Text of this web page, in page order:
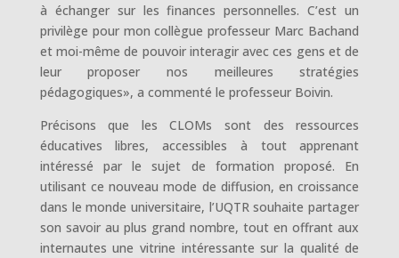
à échanger sur les finances personnelles. C’est un
privilège pour mon collègue professeur Marc Bachand
et moi-même de pouvoir interagir avec ces gens et de
leur proposer nos meilleures stratégies
pédagogiques», a commenté le professeur Boivin.
Précisons que les CLOMs sont des ressources
éducatives libres, accessibles à tout apprenant
intéressé par le sujet de formation proposé. En
utilisant ce nouveau mode de diffusion, en croissance
dans le monde universitaire, l’UQTR souhaite partager
son savoir au plus grand nombre, tout en offrant aux
internautes une vitrine intéressante sur la qualité de